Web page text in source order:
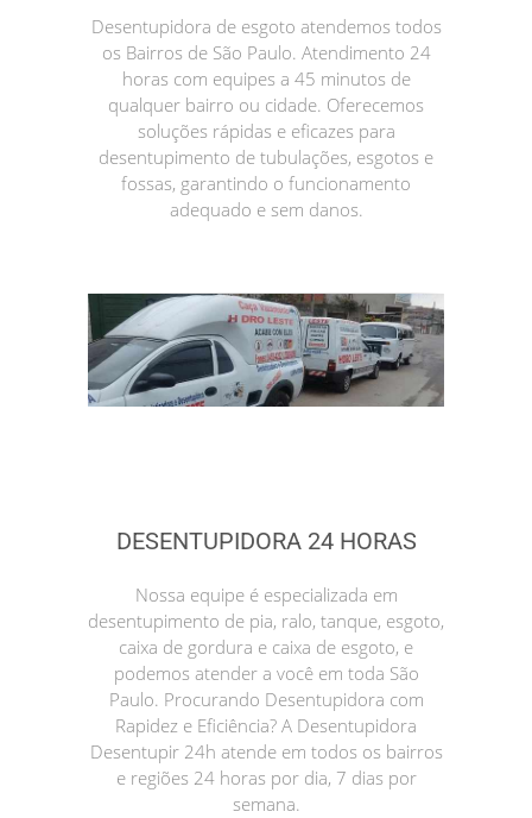
Desentupidora de esgoto atendemos todos
os Bairros de São Paulo. Atendimento 24
horas com equipes a 45 minutos de
qualquer bairro ou cidade. Oferecemos
soluções rápidas e eficazes para
desentupimento de tubulações, esgotos e
fossas, garantindo o funcionamento
adequado e sem danos.
DESENTUPIDORA 24 HORAS
Nossa equipe é especializada em
desentupimento de pia, ralo, tanque, esgoto,
caixa de gordura e caixa de esgoto, e
podemos atender a você em toda São
Paulo. Procurando Desentupidora com
Rapidez e Eficiência? A Desentupidora
Desentupir 24h atende em todos os bairros
e regiões 24 horas por dia, 7 dias por
semana.